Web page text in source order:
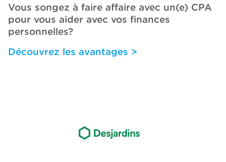
Vous songez à faire affaire avec un(e) CPA
pour vous aider avec vos finances
personnelles?
Découvrez les avantages >